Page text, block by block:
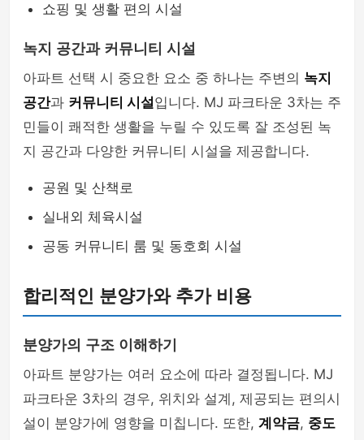
쇼핑 및 생활 편의 시설
녹지 공간과 커뮤니티 시설
아파트 선택 시 중요한 요소 중 하나는 주변의 녹지
공간과 커뮤니티 시설입니다. MJ 파크타운 3차는 주
민들이 쾌적한 생활을 누릴 수 있도록 잘 조성된 녹
지 공간과 다양한 커뮤니티 시설을 제공합니다.
공원 및 산책로
실내외 체육시설
공동 커뮤니티 룸 및 동호회 시설
합리적인 분양가와 추가 비용
분양가의 구조 이해하기
아파트 분양가는 여러 요소에 따라 결정됩니다. MJ
파크타운 3차의 경우, 위치와 설계, 제공되는 편의시
설이 분양가에 영향을 미칩니다. 또한, 계약금, 중도